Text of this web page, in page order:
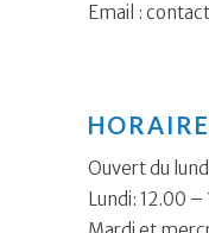
Email :
Ouvert du
Lundi: 12.00 –